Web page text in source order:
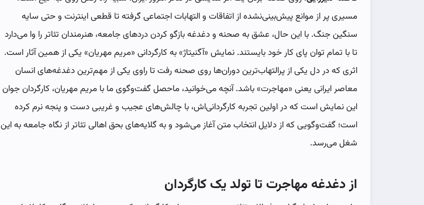
مسیری پر از موانع پیش‌بینی‌نشده از اتفاقات و التهابات اجتماعی گرفته تا قطعی اینترنت و حتی سایه
سنگین جنگ. با این حال، عشق به صحنه و دغدغه بازگو کردن دردهای جامعه، هنرمندان تئاتر را وا می‌دارد
تا با تمام توان پای کار خود بایستند. نمایش «آگنیتاژ» به کارگردانی «مریم مهریان» یکی از همین آثار است.
اثری که در دل یکی از پرالتهاب‌ترین دوران‌ها روی صحنه رفت تا راوی یکی از مهم‌ترین دغدغه‌های انسان
معاصر ایرانی یعنی «مهاجرت» باشد. آنچه می‌خوانید، ماحصل گفت‌وگوی ما با مریم مهریان، کارگردان جوان
این نمایش است که در اولین تجربه کارگردانی‌اش، با چالش‌های عجیب و غریبی دست و پنجه نرم کرده
است؛ گفت‌وگویی که از دلایل انتخاب متن آغاز می‌شود و به گلایه‌های بحق اهالی تئاتر از نگاه جامعه به این
شغل می‌رسد.
از دغدغه مهاجرت تا تولد یک کارگردان